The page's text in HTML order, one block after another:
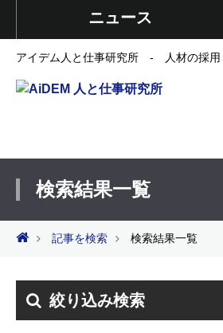
ニュース
アイデム人と仕事研究所 - 人材の採用
検索結果一覧
記事を検索 検索結果一覧
絞り込み検索